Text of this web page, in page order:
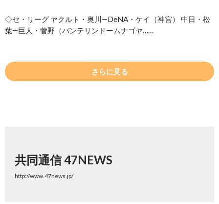
◇セ・リーグ ヤクルト・奥川―DeNA・ケイ（神宮） 中日・松
葉―巨人・菅野（バンテリンドームナゴヤ……
さらに見る
共同通信 47NEWS
http://www.47news.jp/